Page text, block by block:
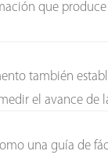
que
también
el avance de
una guía de